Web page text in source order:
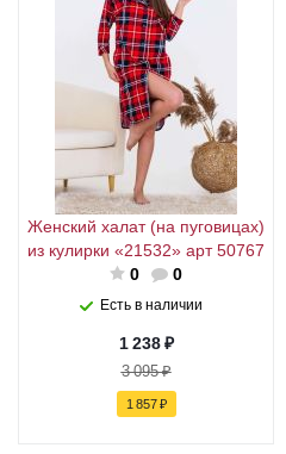
Женский халат (на пуговицах)
из кулирки «21532» арт 50767
0
0
Есть в наличии
1 238₽
3 095₽
1 857₽